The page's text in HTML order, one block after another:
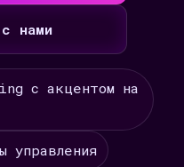
нами
с акцентом на
управления